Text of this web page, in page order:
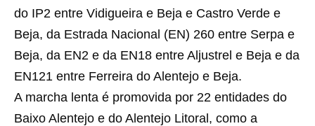
do IP2 entre Vidigueira e Beja e Castro Verde e
Beja, da Estrada Nacional (EN) 260 entre Serpa e
Beja, da EN2 e da EN18 entre Aljustrel e Beja e da
EN121 entre Ferreira do Alentejo e Beja.
A marcha lenta é promovida por 22 entidades do
Baixo Alentejo e do Alentejo Litoral, como a